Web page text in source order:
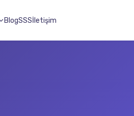
BlogSSSİletişim